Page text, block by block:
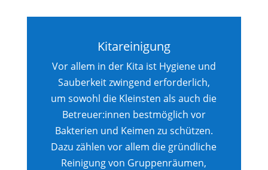
Kitareinigung
Vor allem in der Kita ist Hygiene und
Sauberkeit zwingend erforderlich,
um sowohl die Kleinsten als auch die
Betreuer:innen bestmöglich vor
Bakterien und Keimen zu schützen.
Dazu zählen vor allem die gründliche
Reinigung von Gruppenräumen,